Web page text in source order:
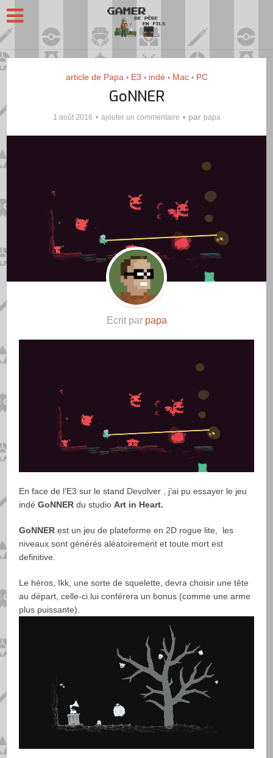
article de Papa • E3 • indé • Mac • PC
GoNNER
1 août 2016 ajouter un commentaire par papa
Ecrit par papa
En face de l’E3 sur le stand Devolver , j’ai pu essayer le jeu
indéGoNNER du studio Art in Heart.
GoNNER est un jeu de plateforme en 2D rogue lite, les
niveaux sont générés aléatoirement et toute mort est
definitive.
Le héros, Ikk, une sorte de squelette, devra choisir une tête
au départ, celle-ci lui conférera un bonus (comme une arme
plus puissante).